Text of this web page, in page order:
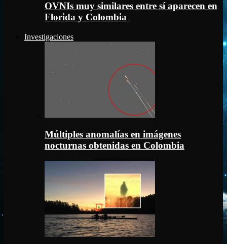
OVNIs muy similares entre sí aparecen en
Florida y Colombia
Investigaciones
Múltiples anomalías en imágenes
nocturnas obtenidas en Colombia